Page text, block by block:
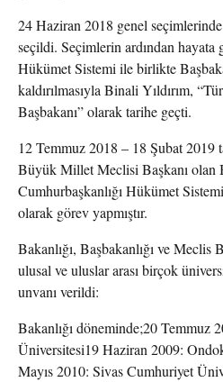
24 Haziran 2018 genel
seçildi. Seçimlerin ardından hayata
Hükümet Sistemi ile birlikte
kaldırılmasıyla Binali Yıldırım,
Başbakanı” olarak tarihe geçti.
12 Temmuz 2018 – 18 Şubat 2019
Büyük Millet Meclisi Başkanı olan
Cumhurbaşkanlığı Hükümet
olarak görev yapmıştır.
Bakanlığı, Başbakanlığı ve Meclis
ulusal ve uluslar arası birçok
unvanı verildi:
Bakanlığı döneminde;20 Temmuz
Üniversitesi19 Haziran 2009:
Mayıs 2010: Sivas Cumhuriyet